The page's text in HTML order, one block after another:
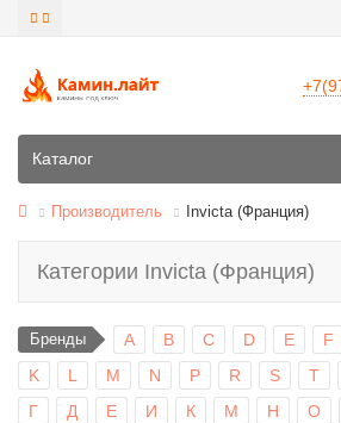
Каталог
Производитель Invicta (Франция)
Категории Invicta (Франция)
Бренды A B C D E F
K
L M N P R S T
Г
Д Е И К М Н О